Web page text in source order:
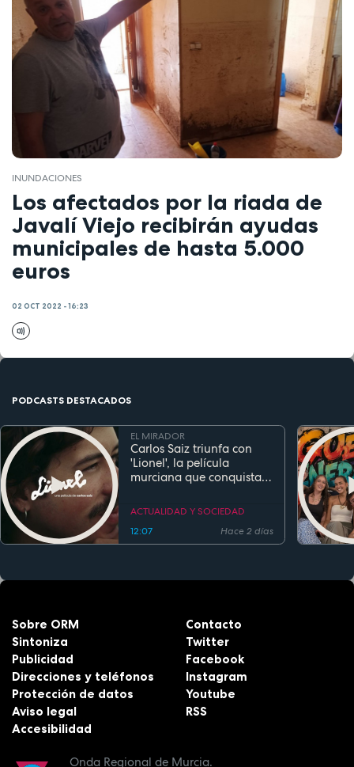
INUNDACIONES
Los afectados por la riada de
Javalí Viejo recibirán ayudas
municipales de hasta 5.000
euros
02 OCT 2022 - 16:23
PODCASTS DESTACADOS
EL MIRADOR
Carlos Saiz triunfa con
'Lionel', la película
murciana que conquista
estreno
ACTUALIDAD Y SOCIEDAD
12:07
Hace 2 días
Onda Regional de Murcia.
Sobre ORM
Sintoniza
Publicidad
Direcciones y teléfonos
Protección de datos
Aviso legal
Accesibilidad
Contacto
Twitter
Facebook
Instagram
Youtube
RSS